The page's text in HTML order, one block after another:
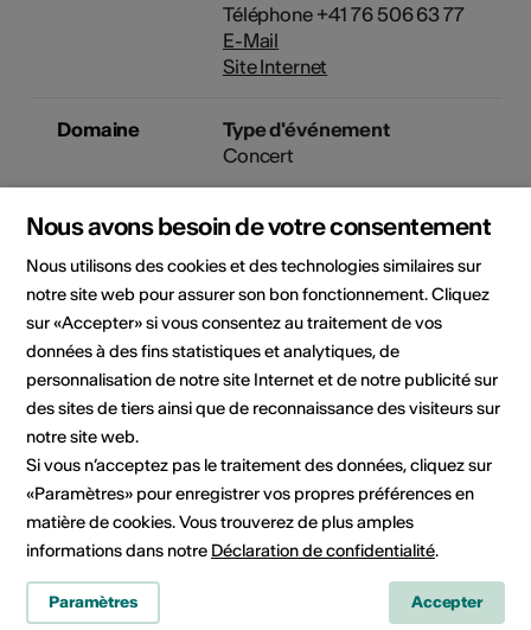
Téléphone +41 76 506 63 77
E-Mail
Site Internet
Domaine
Type d'événement
Concert
Tout public
Public cible
Enfant
Lieu de l'événement
Nous avons besoin de votre consentement
Nous utilisons des cookies et des technologies similaires sur
notre site web pour assurer son bon fonctionnement. Cliquez
sur «Accepter» si vous consentez au traitement de vos
données à des fins statistiques et analytiques, de
personnalisation de notre site Internet et de notre publicité sur
des sites de tiers ainsi que de reconnaissance des visiteurs sur
notre site web.
Si vous n’acceptez pas le traitement des données, cliquez sur
«Paramètres» pour enregistrer vos propres préférences en
matière de cookies. Vous trouverez de plus amples
informations dans notre Déclaration de confidentialité.
Paramètres Accepter